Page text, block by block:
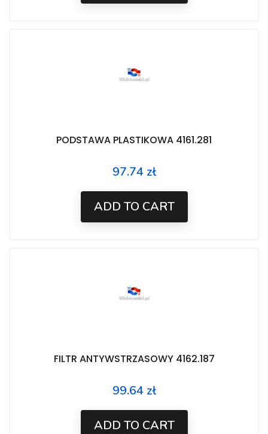
PODSTAWA PLASTIKOWA 4161.281
Price
97.74 zł
ADD TO CART
FILTR ANTYWSTRZASOWY 4162.187
Price
99.64 zł
ADD TO CART